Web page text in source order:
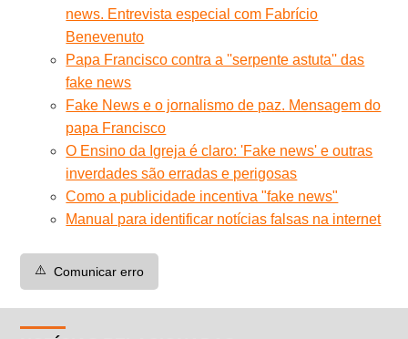
news. Entrevista especial com Fabrício
Benevenuto
Papa Francisco contra a ''serpente astuta'' das
fake news
Fake News e o jornalismo de paz. Mensagem do
papa Francisco
O Ensino da Igreja é claro: 'Fake news' e outras
inverdades são erradas e perigosas
Como a publicidade incentiva "fake news"
Manual para identificar notícias falsas na internet
⚠️ Comunicar erro